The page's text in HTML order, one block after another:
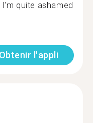
quite ashamed
Obtenir l'appli